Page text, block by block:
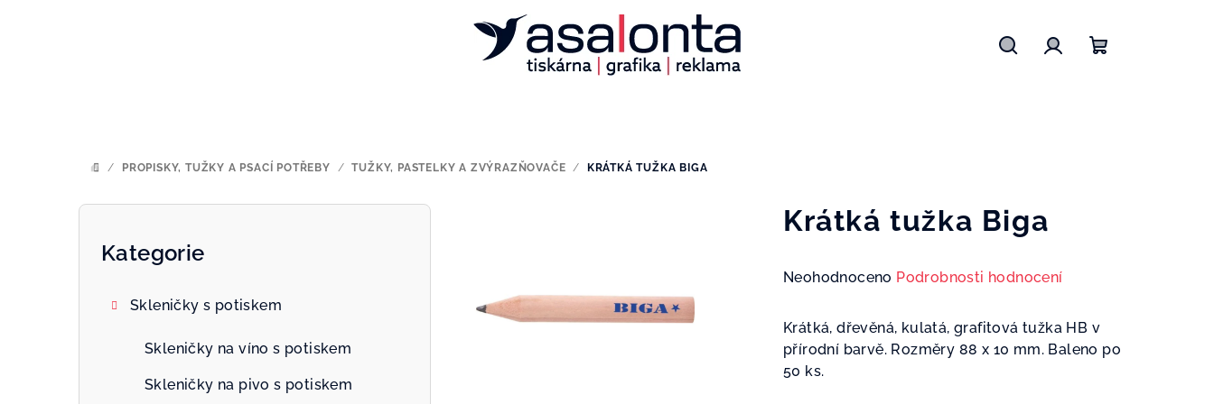
DOMŮ
/ PROPISKY, TUŽKY A PSACÍ POTŘEBY / TUŽKY, PASTELKY A ZVÝRAZŇOVAČE / KRÁTKÁ TUŽKA BIGA
P
Přeskočit
Kategorie
Skleničky s potiskem
Skleničky na víno s potiskem
Skleničky na pivo s potiskem
Krátká tužka Biga
Průměrné
produktu
je
0,0
Neohodnoceno Podrobnosti hodnocení
Krátká, dřevěná, kulatá, grafitová tužka HB v
přírodní barvě. Rozměry 88 x 10 mm. Baleno po
50 ks.